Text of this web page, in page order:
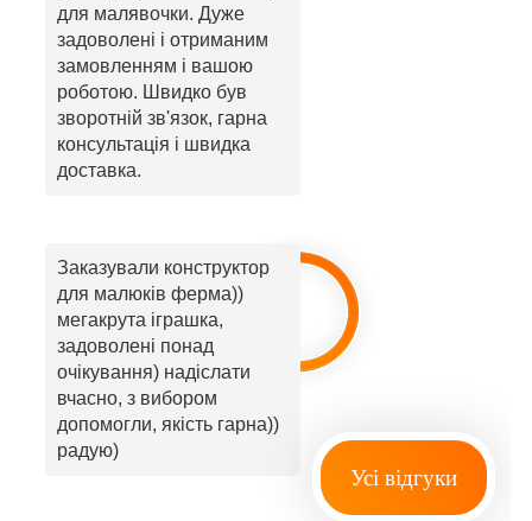
для малявочки. Дуже
задоволені і отриманим
замовленням і вашою
роботою. Швидко був
зворотній зв'язок, гарна
консультація і швидка
доставка.
Заказували конструктор
для малюків ферма))
мегакрута іграшка,
задоволені понад
очікування) надіслати
вчасно, з вибором
допомогли, якість гарна))
радую)
Усі відгуки